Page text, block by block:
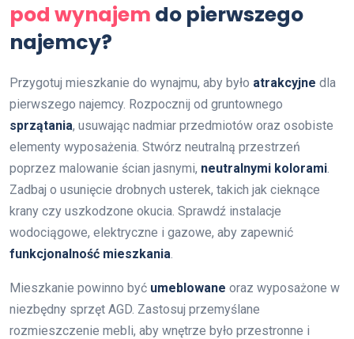
pod wynajem do pierwszego
najemcy?
Przygotuj mieszkanie do wynajmu, aby było atrakcyjne dla
pierwszego najemcy. Rozpocznij od gruntownego
sprzątania, usuwając nadmiar przedmiotów oraz osobiste
elementy wyposażenia. Stwórz neutralną przestrzeń
poprzez malowanie ścian jasnymi, neutralnymi kolorami.
Zadbaj o usunięcie drobnych usterek, takich jak cieknące
krany czy uszkodzone okucia. Sprawdź instalacje
wodociągowe, elektryczne i gazowe, aby zapewnić
funkcjonalność mieszkania.
Mieszkanie powinno być umeblowane oraz wyposażone w
niezbędny sprzęt AGD. Zastosuj przemyślane
rozmieszczenie mebli, aby wnętrze było przestronne i